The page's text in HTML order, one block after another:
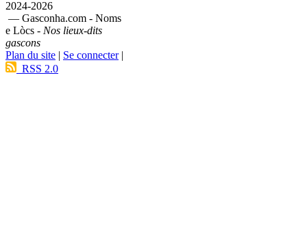
2024-2026
— Gasconha.com - Noms
e Lòcs - Nos lieux-dits
gascons
Plan du site | Se connecter|
RSS 2.0